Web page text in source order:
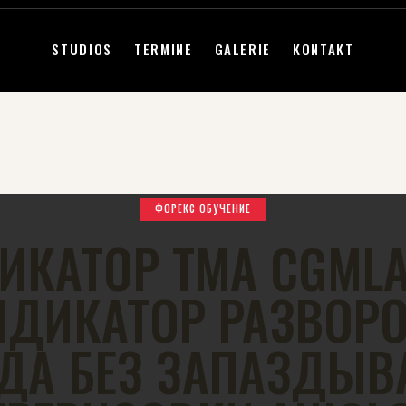
STUDIOS TERMINE GALERIE KONTAKT
ФОРЕКС ОБУЧЕНИЕ
TMA
БЕЗ